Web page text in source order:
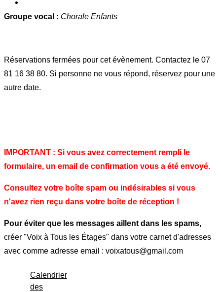
Groupe vocal : Chorale Enfants
Réservations fermées pour cet évènement. Contactez le 07
81 16 38 80. Si personne ne vous répond, réservez pour une
autre date.
IMPORTANT : Si vous avez correctement rempli le
formulaire, un email de confirmation vous a été envoyé.
Consultez votre boîte spam ou indésirables si vous
n'avez rien reçu dans votre boîte de réception !
Pour éviter que les messages aillent dans les spams,
créer "Voix à Tous les Étages" dans votre carnet d'adresses
avec comme adresse email : voixatous@gmail.com
Calendrier
des